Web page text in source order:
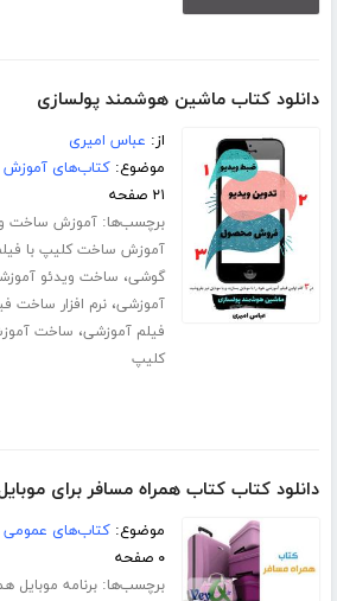
دانلود کتاب ماشین هوشمند پولسازی
از: عباس امیری
موضوع:کتاب‌های آموزش
۲۱ صفحه
برچسب‌ها:آموزش ساخت
آموزش ساخت کلیپ با
گوشی، ساخت ویدئو
آموزشی،نرم افزار ساخت
فیلم آموزشی، ساخت
کلیپ
دانلود کتاب کتاب همراه مسافر برای
موضوع:کتاب‌های عمومی
۰ صفحه
برچسب‌ها:برنامه موبایل